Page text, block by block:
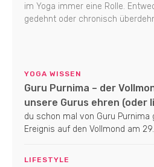
im Yoga immer eine Rolle.
gedehnt oder chronisch
YOGA WISSEN
Guru Purnima – der
unsere Gurus ehren (oder
du schon mal von Guru
Ereignis auf den Vollmond am
LIFESTYLE